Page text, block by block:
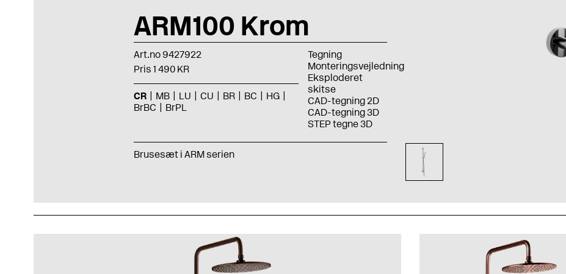
ARM100 Krom
Art.no 9427922
Pris 1 490 KR
CR MB LU CU BR BC
HG
BrBC
BrPL
Tegning
Monteringsvejledning
Eksploderet
skitse
CAD-tegning 2D
CAD-tegning 3D
STEP tegne 3D
Brusesæt i ARM serien